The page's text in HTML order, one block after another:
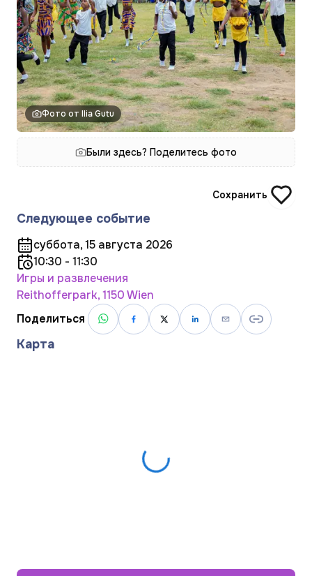
Фото от Ilia Gutu
Были здесь? Поделитесь фото
Сохранить
Следующее событие
суббота, 15 августа 2026
10:30 - 11:30
Игры и развлечения
Reithofferpark, 1150 Wien
Поделиться
Карта